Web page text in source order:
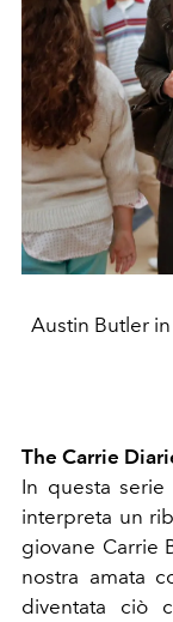
Austin Butler
The Carrie
In questa
interpreta un
giovane Carrie
nostra amata
diventata ciò